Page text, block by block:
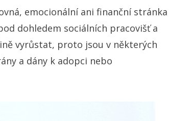
emocionální ani finanční stránka
dohledem sociálních pracovišť a
vyrůstat, proto jsou v některých
a dány k adopci nebo